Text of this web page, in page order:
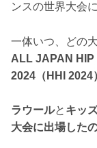
ンスの世界大会
一体いつ、どの
ALL JAPAN HIP
2024（HHI 2024
ラウールと キッ
大会に出場した